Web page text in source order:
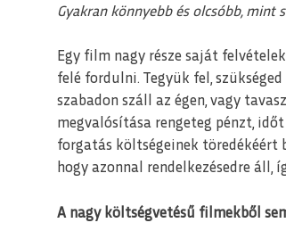
Gyakran könnyebb és olcsóbb, mint
Egy film nagy része saját
felé fordulni. Tegyük fel,
szabadon száll az égen, vagy
megvalósítása rengeteg pénzt,
forgatás költségeinek töredékéért
hogy azonnal rendelkezésedre áll,
A nagy költségvetésű filmekből